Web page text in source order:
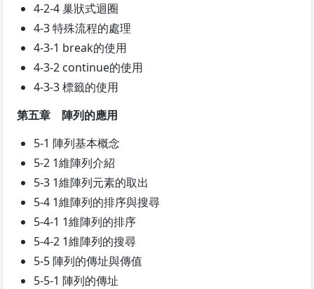
4-2-4 巢狀式迴圈
4-3 特殊流程的處理
4-3-1 break的使用
4-3-2 continue的使用
4-3-3 標籤的使用
第五章 陣列的應用
5-1 陣列基本概念
5-2 1維陣列介紹
5-3 1維陣列元素的取出
5-4 1維陣列的排序與搜尋
5-4-1 1維陣列的排序
5-4-2 1維陣列的搜尋
5-5 陣列的傳址與傳值
5-5-1 陣列的傳址